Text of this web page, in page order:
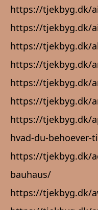
https://tjekbyg.dk/
https://tjekbyg.dk/
https://tjekbyg.dk/
https://tjekbyg.dk/
https://tjekbyg.dk/
https://tjekbyg.dk/
https://tjekbyg.dk/
hvad-du-behoever-
https://tjekbyg.dk/
bauhaus/
https://tjekbyg.dk/